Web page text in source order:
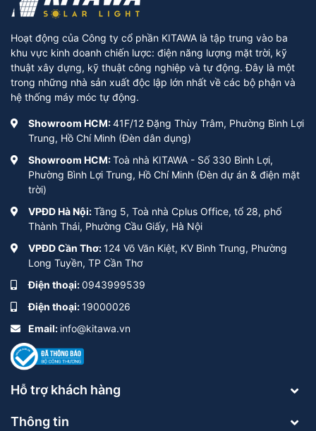
Hoạt động của Công ty cổ phần KITAWA là tập trung vào ba
khu vực kinh doanh chiến lược: điện năng lượng mặt trời, kỹ
thuật xây dựng, kỹ thuật công nghiệp và tự động. Đây là một
trong những nhà sản xuất độc lập lớn nhất về các bộ phận và
hệ thống máy móc tự động.
Showroom HCM:41F/12 Đặng Thùy Trâm, Phường Bình Lợi
Trung, Hồ Chí Minh (Đèn dân dụng)
Showroom HCM:Toà nhà KITAWA - Số 330 Bình Lợi,
Phường Bình Lợi Trung, Hồ Chí Minh (Đèn dự án & điện mặt
trời)
VPĐD Hà Nội:Tầng 5, Toà nhà Cplus Office, tổ 28, phố
Thành Thái, Phường Cầu Giấy, Hà Nội
VPĐD Cần Thơ:124 Võ Văn Kiệt, KV Bình Trung, Phường
Long Tuyền, TP Cần Thơ
Điện thoại:0943999539
Điện thoại:19000026
Email: info@kitawa.vn
Hỗ trợ khách hàng
Thông tin